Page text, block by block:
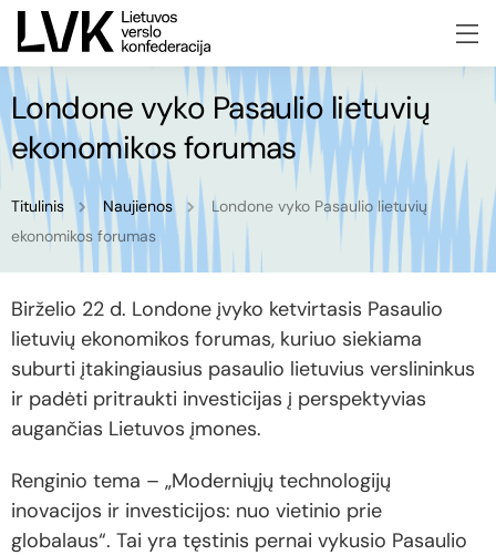
Londone vyko Pasaulio lietuvių
ekonomikos forumas
Titulinis Naujienos
Londone vyko Pasaulio lietuvių
ekonomikos forumas
Birželio 22 d. Londone įvyko ketvirtasis Pasaulio
lietuvių ekonomikos forumas, kuriuo siekiama
suburti įtakingiausius pasaulio lietuvius verslininkus
ir padėti pritraukti investicijas į perspektyvias
augančias Lietuvos įmones.
Renginio tema – „Moderniųjų technologijų
inovacijos ir investicijos: nuo vietinio prie
globalaus“. Tai yra tęstinis pernai vykusio Pasaulio